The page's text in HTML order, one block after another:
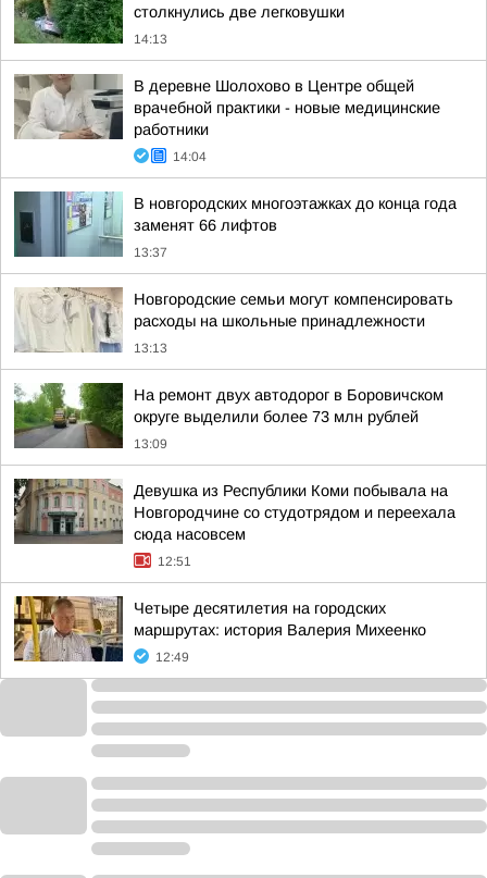
столкнулись две легковушки
14:13
В деревне Шолохово в Центре общей
врачебной практики - новые медицинские
работники
14:04
В новгородских многоэтажках до конца года
заменят 66 лифтов
13:37
Новгородские семьи могут компенсировать
расходы на школьные принадлежности
13:13
На ремонт двух автодорог в Боровичском
округе выделили более 73 млн рублей
13:09
Девушка из Республики Коми побывала на
Новгородчине со студотрядом и переехала
сюда насовсем
12:51
Четыре десятилетия на городских
маршрутах: история Валерия Михеенко
12:49